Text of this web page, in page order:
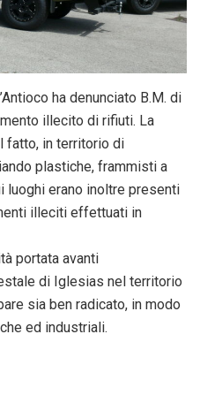
ha denunciato B.M. di
illecito di rifiuti. La
fatto, in territorio di
plastiche, frammisti a
luoghi erano inoltre presenti
illeciti effettuati in
portata avanti
di Iglesias nel territorio
sia ben radicato, in modo
ed industriali.